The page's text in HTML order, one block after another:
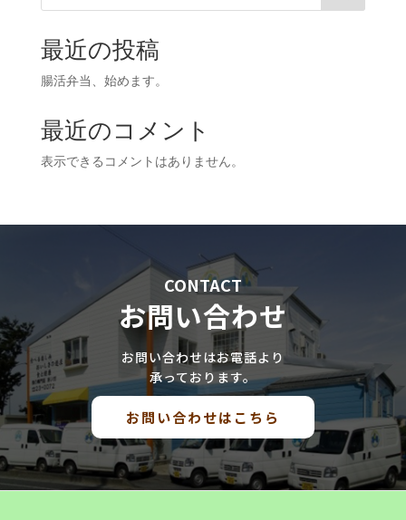
最近の投稿
腸活弁当、始めます。
最近のコメント
表示できるコメントはありません。
CONTACT
お問い合わせ
お問い合わせはお電話より
承っております。
お問い合わせはこちら